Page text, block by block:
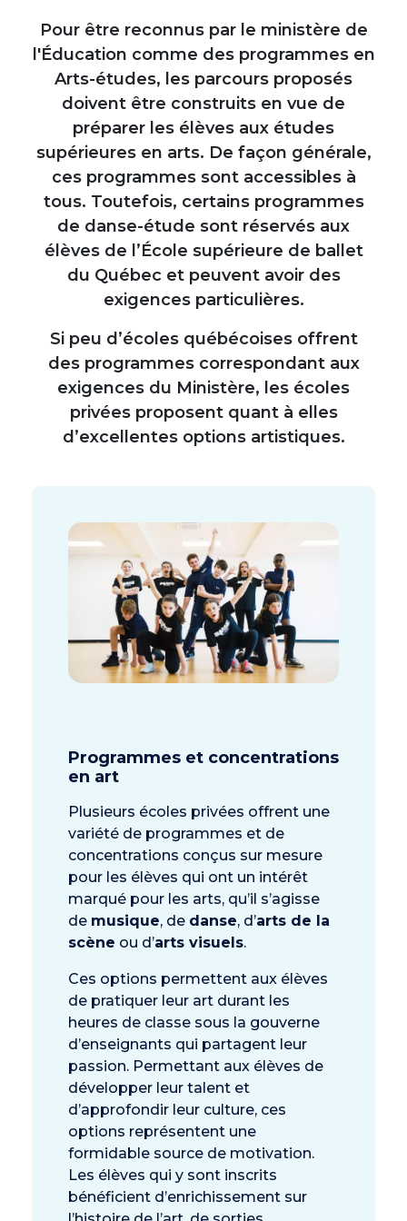
Pour être reconnus par le ministère de
l'Éducation comme des programmes en
Arts-études, les parcours proposés
doivent être construits en vue de
préparer les élèves aux études
supérieures en arts. De façon générale,
ces programmes sont accessibles à
tous. Toutefois, certains programmes
de danse-étude sont réservés aux
élèves de l’École supérieure de ballet
du Québec et peuvent avoir des
exigences particulières.
Si peu d’écoles québécoises offrent
des programmes correspondant aux
exigences du Ministère, les écoles
privées proposent quant à elles
d’excellentes options artistiques.
Programmes et concentrations
en art
Plusieurs écoles privées offrent une
variété de programmes et de
concentrations conçus sur mesure
pour les élèves qui ont un intérêt
marqué pour les arts, qu’il s’agisse
de musique, de danse, d’arts de la
scène ou d’arts visuels.
Ces options permettent aux élèves
de pratiquer leur art durant les
heures de classe sous la gouverne
d’enseignants qui partagent leur
passion. Permettant aux élèves de
développer leur talent et
d’approfondir leur culture, ces
options représentent une
formidable source de motivation.
Les élèves qui y sont inscrits
bénéficient d’enrichissement sur